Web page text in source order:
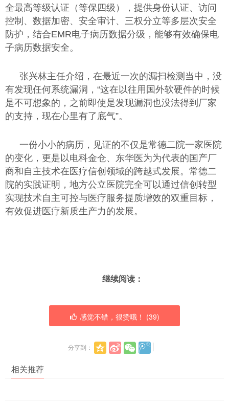
全最高等级认证（等保四级），提供身份认证、访问
控制、数据加密、安全审计、三权分立等多层次安全
防护，结合EMR电子病历数据分级，能够有效确保电
子病历数据安全。
张兴林主任介绍，在最近一次的漏扫检测当中，没
有发现任何系统漏洞，“这在以往用国外软硬件的时候
是不可想象的，之前即使是发现漏洞也没法得到厂家
的支持，现在心里有了底气”。
一份小小的病历，见证的不仅是常德二院一家医院
的变化，更是以电科金仓、东华医为为代表的国产厂
商和自主技术在医疗信创领域的跨越式发展。常德二
院的实践证明，地方公立医院完全可以通过信创转型
实现技术自主可控与医疗服务提质增效的双重目标，
有效促进医疗新质生产力的发展。
继续阅读：
感觉不错，很赞哦！ (39)
分享到：
相关推荐